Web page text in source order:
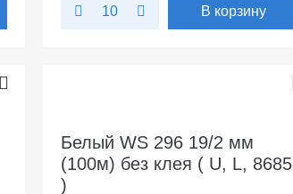
10 В корзину
Белый WS 296 19/2 мм
(100м) без клея ( U, L, 8685
)